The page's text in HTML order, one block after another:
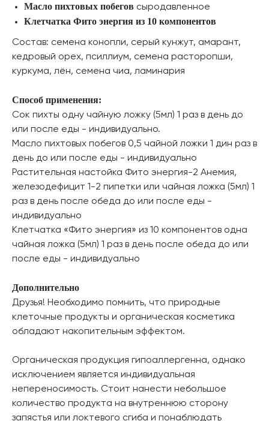
Масло пихтовых побегов сыродавленное
Клетчатка Фито энергия из 10 компонентов
Состав: семена конопли, серый кунжут, амарант,
кедровый орех, псиллиум, семена расторопши,
куркума, лён, семена чиа, ламинария
Способ применения:
Сок пихты одну чайную ложку (5мл) 1 раз в день до
или после еды - индивидуально.
Масло пихтовых побегов 0,5 чайной ложки 1 дин раз в
день до или после еды - индивидуально
Растительная настойка Фито энергия-2 Анемия,
железодефицит 1-2 пипетки или чайная ложка (5мл) 1
раз в день после обеда до или после еды -
индивидуально
Клетчатка «Фито энергия» из 10 компонентов одна
чайная ложка (5мл) 1 раз в день после обеда до или
после еды - индивидуально
Дополнительно
Друзья! Необходимо помнить, что природные
клеточные продукты и органическая косметика
обладают накопительным эффектом.
Органическая продукция гипоаллергенна, однако
исключением является индивидуальная
непереносимость. Стоит нанести небольшое
количество продукта на внутреннюю сторону
запястья или локтевого сгиба и понаблюдать